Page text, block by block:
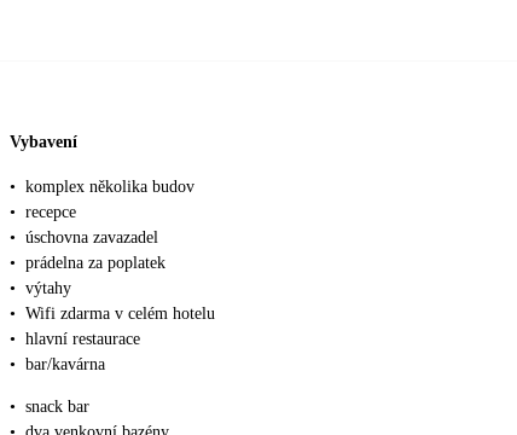
Vybavení
• komplex několika budov
• recepce
• úschovna zavazadel
• prádelna za poplatek
• výtahy
• Wifi zdarma v celém hotelu
• hlavní restaurace
• bar/kavárna
• snack bar